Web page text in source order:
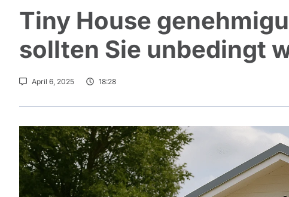
Tiny House
sollten Sie unbedingt
April 6, 2025 18:28